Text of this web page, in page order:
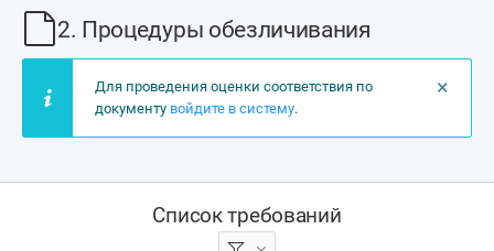
2. Процедуры обезличивания
×
Для проведения оценки соответствия по
документу войдите в систему.
Список требований